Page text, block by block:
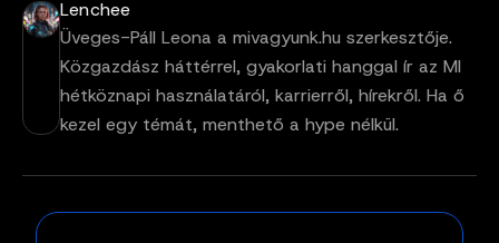
Lenchee
Üveges-Páll Leona a mivagyunk.hu szerkesztője.
Közgazdász háttérrel, gyakorlati hanggal ír az MI
hétköznapi használatáról, karrierről, hírekről. Ha ő
kezel egy témát, menthető a hype nélkül.